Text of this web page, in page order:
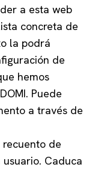
a esta web
concreta de
la podrá
de
hemos
Puede
a través de
de
Caduca